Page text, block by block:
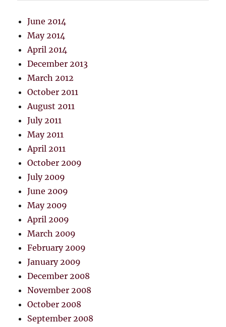
June 2014
May 2014
April 2014
December 2013
March 2012
October 2011
August 2011
July 2011
May 2011
April 2011
October 2009
July 2009
June 2009
May 2009
April 2009
March 2009
February 2009
January 2009
December 2008
November 2008
October 2008
September 2008